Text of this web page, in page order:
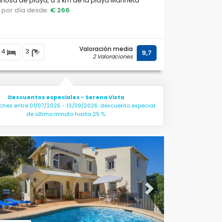
en Denia.
por día desde: € 266
4 3 Valoración media
2 Valoraciones 9,7
Descuentos especiales - Serena Vista
entre 01/07/2026 - 13/09/2026: descuento especial
de último minuto hasta 25 %.
Next